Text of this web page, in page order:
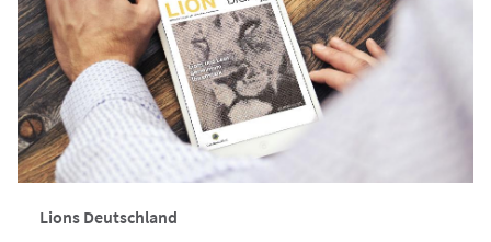
Lions Deutschland